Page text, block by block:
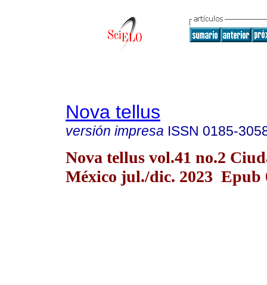
Nova tellus
versión impresa ISSN 0185-
Nova tellus vol.41 no.2
México jul./dic. 2023 Epub